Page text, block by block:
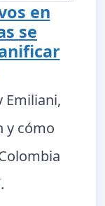
en
se
Emiliani,
y cómo